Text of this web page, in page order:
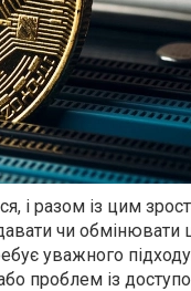
і разом із цим
чи обмінювати
уважного
проблем із